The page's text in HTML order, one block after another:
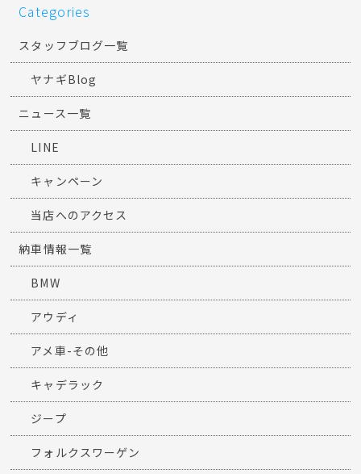
Categories
スタッフブログ一覧
ヤナギBlog
ニュース一覧
LINE
キャンペーン
当店へのアクセス
納車情報一覧
BMW
アウディ
アメ車-その他
キャデラック
ジープ
フォルクスワーゲン